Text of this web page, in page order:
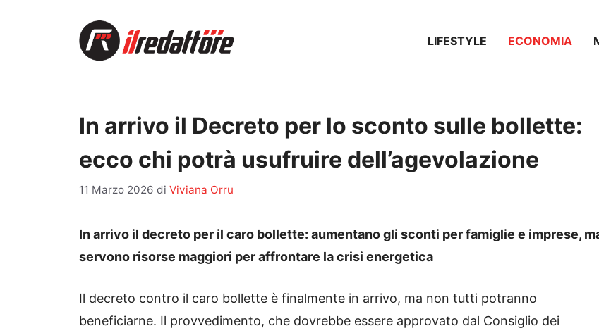
LIFESTYLE ECONOMIA
In arrivo il Decreto per lo sconto sulle bollette:
ecco chi potrà usufruire dell’agevolazione
11 Marzo 2026 di Viviana Orru
In arrivo il decreto per il caro bollette: aumentano gli sconti per famiglie e imprese,
servono risorse maggiori per affrontare la crisi energetica
Il decreto contro il caro bollette è finalmente in arrivo, ma non tutti potranno
beneficiarne. Il provvedimento, che dovrebbe essere approvato dal Consiglio dei